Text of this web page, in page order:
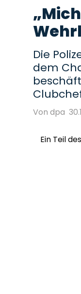
Die
dem
Von dpa